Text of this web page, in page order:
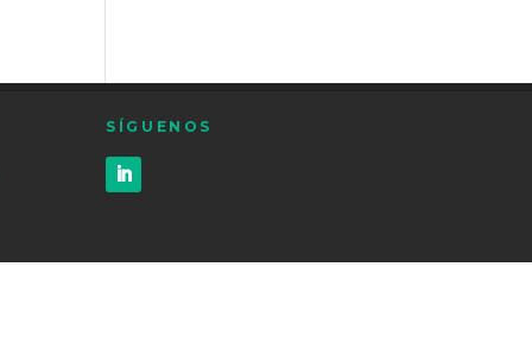
SÍGUENOS